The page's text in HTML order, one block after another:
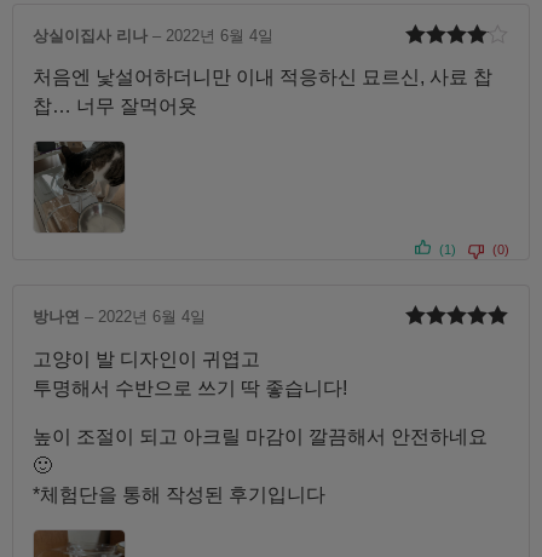
4로 평가
상실이집사 리나 – 2022년 6월 4일
처음엔 낯설어하더니만 이내 적응하신 묘르신, 사료 찹
찹… 너무 잘먹어욧
(1) (0)
방나연 – 2022년 6월 4일
고양이 발 디자인이 귀엽고
투명해서 수반으로 쓰기 딱 좋습니다!
높이 조절이 되고 아크릴 마감이 깔끔해서 안전하네요
🙂
*체험단을 통해 작성된 후기입니다